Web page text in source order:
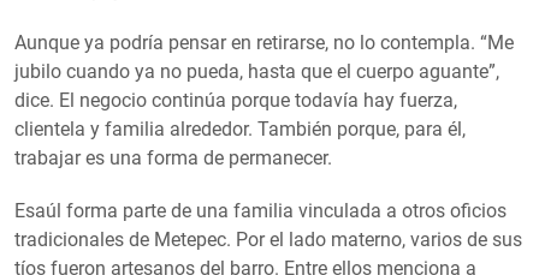
Aunque ya podría pensar en retirarse, no lo contempla. “Me
jubilo cuando ya no pueda, hasta que el cuerpo aguante”,
dice. El negocio continúa porque todavía hay fuerza,
clientela y familia alrededor. También porque, para él,
trabajar es una forma de permanecer.
Esaúl forma parte de una familia vinculada a otros oficios
tradicionales de Metepec. Por el lado materno, varios de sus
tíos fueron artesanos del barro. Entre ellos menciona a